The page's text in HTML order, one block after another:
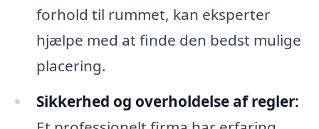
forhold til rummet, kan eksperter
hjælpe med at finde den bedst mulige
placering.
Sikkerhed og overholdelse af regler: